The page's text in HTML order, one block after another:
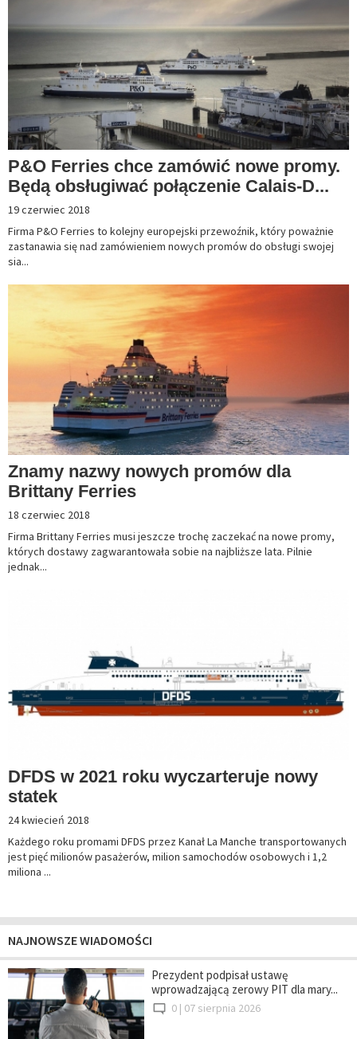
P&O Ferries chce zamówić nowe promy.
Będą obsługiwać połączenie Calais-D...
19 czerwiec 2018
Firma P&O Ferries to kolejny europejski przewoźnik, który poważnie
zastanawia się nad zamówieniem nowych promów do obsługi swojej
sia...
Znamy nazwy nowych promów dla
Brittany Ferries
18 czerwiec 2018
Firma Brittany Ferries musi jeszcze trochę zaczekać na nowe promy,
których dostawy zagwarantowała sobie na najbliższe lata. Pilnie
jednak...
DFDS w 2021 roku wyczarteruje nowy
statek
24 kwiecień 2018
Każdego roku promami DFDS przez Kanał La Manche transportowanych
jest pięć milionów pasażerów, milion samochodów osobowych i 1,2
miliona ...
NAJNOWSZE WIADOMOŚCI
Prezydent podpisał ustawę
wprowadzającą zerowy PIT dla mary...
0 | 07 sierpnia 2026